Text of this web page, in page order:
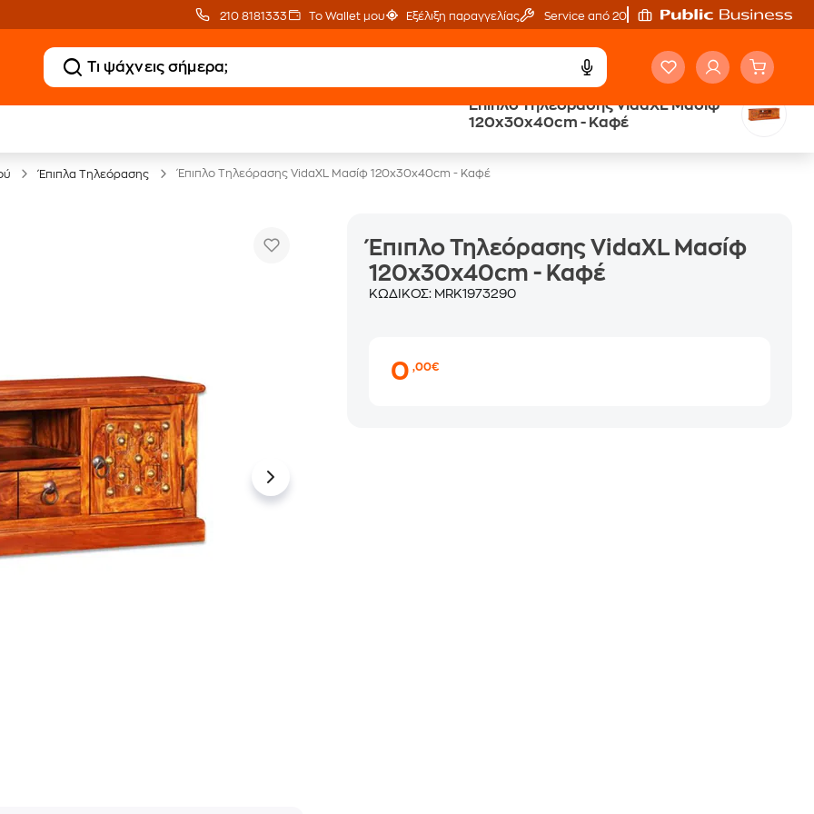
210 8181333 Το Wallet μου Εξέλιξη παραγγελίας Service από 20'
Έπιπλο Τηλεόρασης VidaXL Μασίφ
120x30x40cm - Καφέ
Έπιπλα Τηλεόρασης Έπιπλο Τηλεόρασης VidaXL Μασίφ 120x30x40cm - Καφέ
Έπιπλο Τηλεόρασης VidaXL Μασίφ
120x30x40cm - Καφέ
ΚΩΔΙΚΟΣ: MRK1973290
0,00€